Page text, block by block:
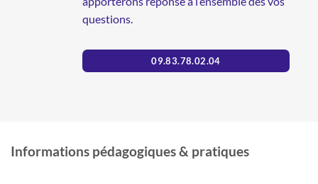
questions.
09.83.78.02.04
Informations pédagogiques & pratiques